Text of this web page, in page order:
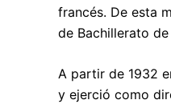
francés. De esta
de Bachillerato de
A partir de 1932
y ejerció como